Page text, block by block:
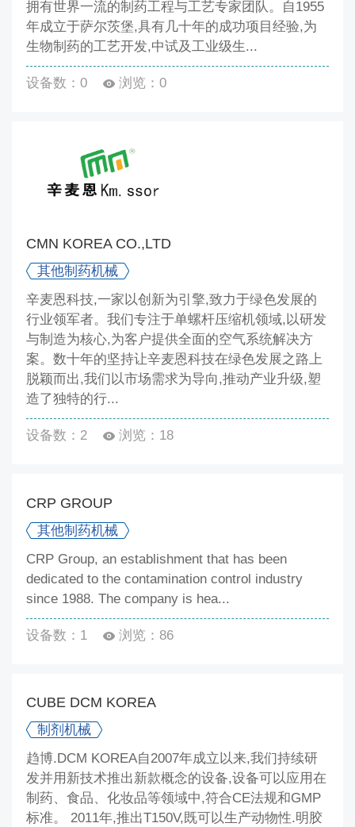
拥有世界一流的制药工程与工艺专家团队。自1955
年成立于萨尔茨堡,具有几十年的成功项目经验,为
生物制药的工艺开发,中试及工业级生...
设备数：0 浏览：0
CMN KOREA CO.,LTD
其他制药机械
辛麦恩科技,一家以创新为引擎,致力于绿色发展的
行业领军者。我们专注于单螺杆压缩机领域,以研发
与制造为核心,为客户提供全面的空气系统解决方
案。数十年的坚持让辛麦恩科技在绿色发展之路上
脱颖而出,我们以市场需求为导向,推动产业升级,塑
造了独特的行...
设备数：2 浏览：18
CRP GROUP
其他制药机械
CRP Group, an establishment that has been
dedicated to the contamination control industry
since 1988. The company is hea...
设备数：1 浏览：86
CUBE DCM KOREA
制剂机械
趋博.DCM KOREA自2007年成立以来,我们持续研
发并用新技术推出新款概念的设备,设备可以应用在
制药、食品、化妆品等领域中,符合CE法规和GMP
标准。 2011年,推出T150V,既可以生产动物性.明胶